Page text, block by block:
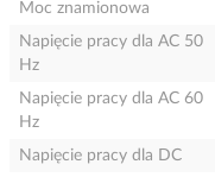
Moc znamionowa
Napięcie pracy dla AC 50
Hz
Napięcie pracy dla AC 60
Hz
Napięcie pracy dla DC